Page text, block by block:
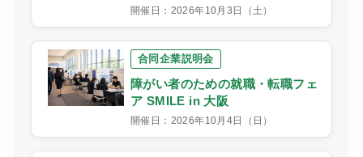
開催日：2026年10月3日（土）
合同企業説明会
障がい者のための就職・転職フェ
ア SMILE in 大阪
開催日：2026年10月4日（日）